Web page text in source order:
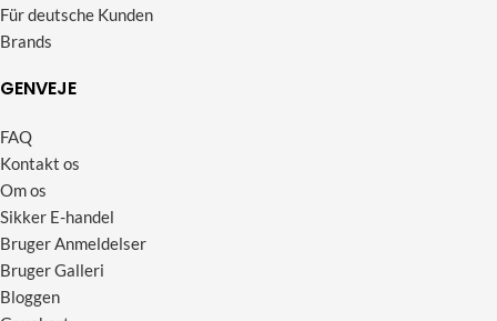
Für deutsche Kunden
Brands
GENVEJE
FAQ
Kontakt os
Om os
Sikker E-handel
Bruger Anmeldelser
Bruger Galleri
Bloggen